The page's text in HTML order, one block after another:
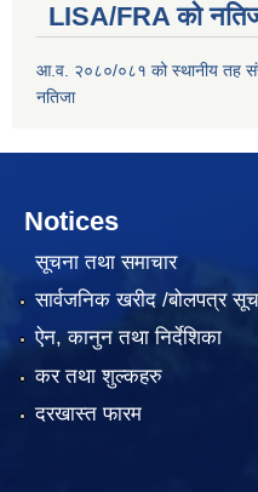
LISA/FRA को
आ.व. २०८०/०८१ को स्थानीय तह
नतिजा
Notices
सूचना तथा समाचार
सार्वजनिक खरीद /बोलपत्र
ऐन, कानुन तथा निर्देशिका
कर तथा शुल्कहरु
दरखास्त फारम